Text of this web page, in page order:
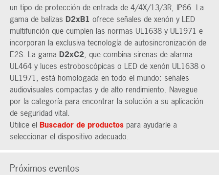
un tipo de protección de entrada de 4/4X/13/3R, IP66. La
gama de balizas D2xB1 ofrece señales de xenón y LED
multifunción que cumplen las normas UL1638 y UL1971 e
incorporan la exclusiva tecnología de autosincronización de
E2S. La gama D2xC2, que combina sirenas de alarma
UL464 y luces estroboscópicas o LED de xenón UL1638 o
UL1971, está homologada en todo el mundo: señales
audiovisuales compactas y de alto rendimiento. Navegue
por la categoría para encontrar la solución a su aplicación
de seguridad vital.
Utilice el Buscador de productos para ayudarle a
seleccionar el dispositivo adecuado.
Próximos eventos